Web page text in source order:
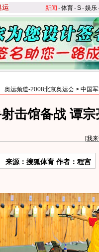
新闻 -体育-S-娱乐
奥运频道-2008北京奥运会 > 中国
击馆备战 谭
[我
来源：搜狐体育 作者：程宫